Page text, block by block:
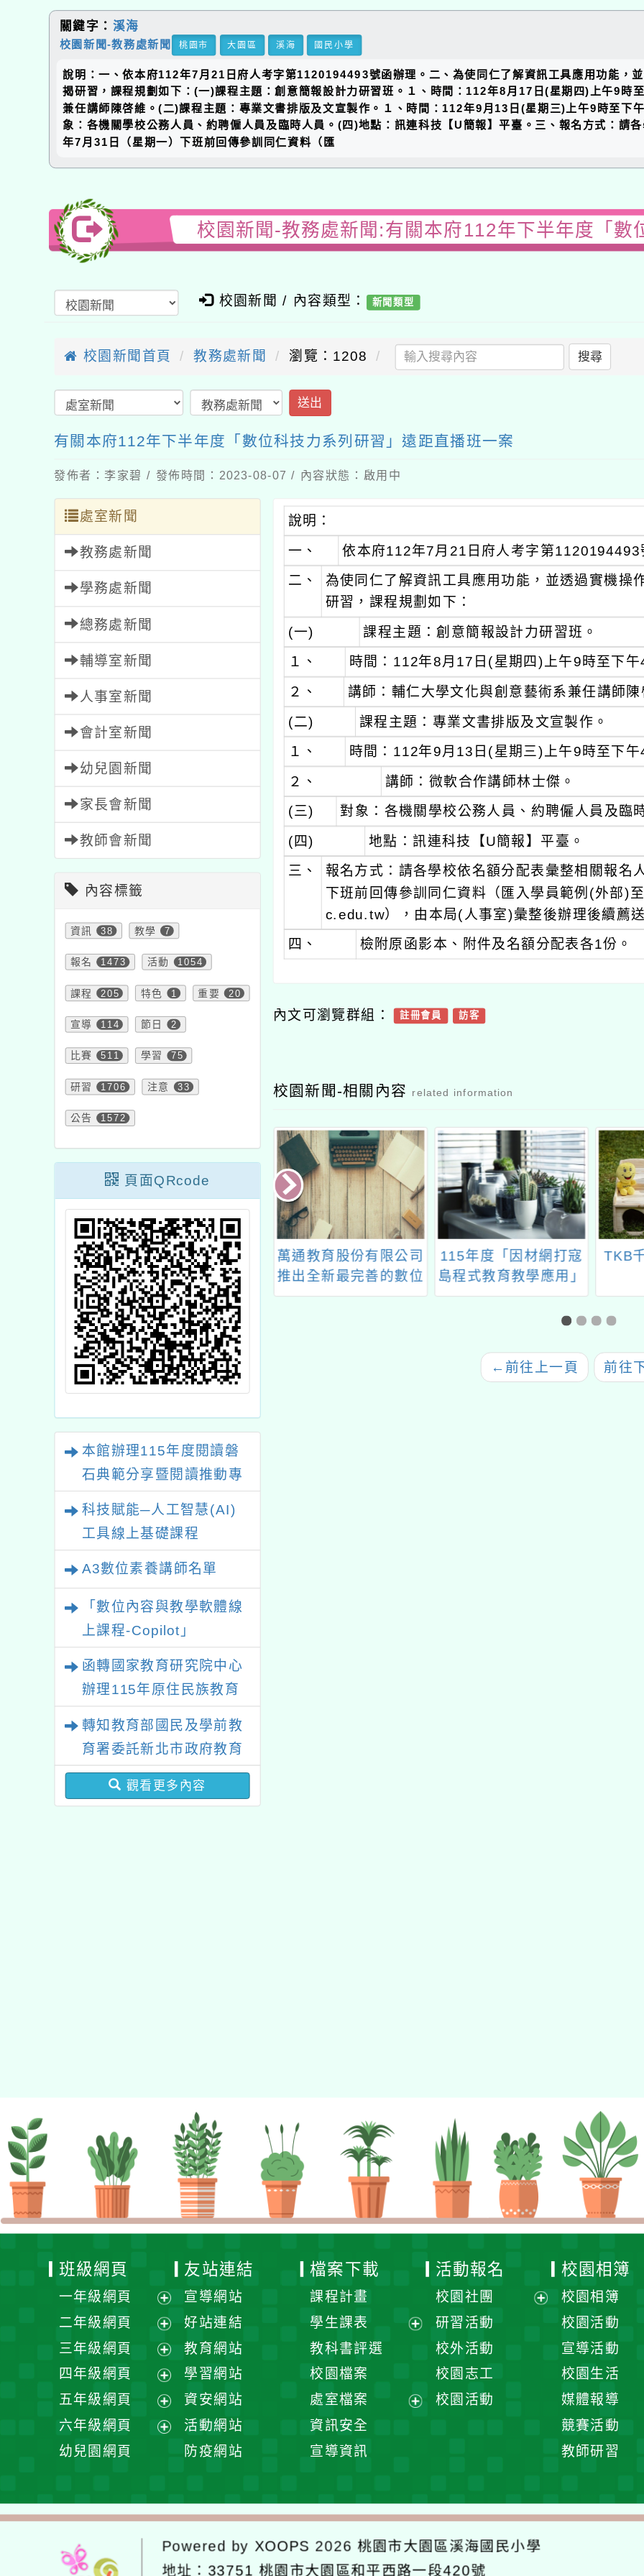
關鍵字： 溪海
校園新聞-教務處新聞 桃園市 大園區 溪海 國民小學
說明：一、依本府112年7月21日府人考字第1120194493號函辦理。二、為使同仁了解資訊工具應用功能，
揭研習，課程規劃如下：(一)課程主題：創意簡報設計力研習班。１、時間：112年8月17日(星期四)上午9時
兼任講師陳啓維。(二)課程主題：專業文書排版及文宣製作。１、時間：112年9月13日(星期三)上午9時至下
象：各機關學校公務人員、約聘僱人員及臨時人員。(四)地點：訊連科技【U簡報】平臺。三、報名方式：請
年7月31日（星期一）下班前回傳參訓同仁資料（匯
校園新聞-教務處新聞:有關本府112年下半年度「數
校園新聞 / 內容類型： 新聞類型
校園新聞首頁 教務處新聞 瀏覽：1208 搜尋
送出
有關本府112年下半年度「數位科技力系列研習」遠距直播班一案
發佈者：李家碧 / 發佈時間：2023-08-07 / 內容狀態：啟用中
處室新聞
教務處新聞
學務處新聞
總務處新聞
輔導室新聞
人事室新聞
會計室新聞
幼兒園新聞
家長會新聞
教師會新聞
內容標籤
資訊 38 教學 7
報名 1473 活動 1054
課程 205 特色 1 重要 20
宣導 114 節日 2
比賽 511 學習 75
研習 1706 注意 33
公告 1572
頁面QRcode
本館辦理115年度閱讀磐
石典範分享暨閱讀推動專
業研習
科技賦能─人工智慧(AI)
工具線上基礎課程
A3數位素養講師名單
「數位內容與教學軟體線
上課程-Copilot」
函轉國家教育研究院中心
辦理115年原住民族教育
轉知教育部國民及學前教
育署委託新北市政府教育
局辦理「115年度教師專
業成長研習實施計畫－夢
觀看更多內容
說明：
一、
依本府112年7月21日府人考字第1120194493
二、
為使同仁了解資訊工具應用功能，並透過實機操
研習，課程規劃如下：
(一)
課程主題：創意簡報設計力研習班。
１、 時間：112年8月17日(星期四)上午9時至下午
２、
講師：輔仁大學文化與創意藝術系兼任講師陳
(二)
課程主題：專業文書排版及文宣製作。
１、 時間：112年9月13日(星期三)上午9時至下午
２、
講師：微軟合作講師林士傑。
(三)
對象：各機關學校公務人員、約聘僱人員及臨
(四)
地點：訊連科技【U簡報】平臺。
三、
報名方式：請各學校依名額分配表彙整相關報名
下班前回傳參訓同仁資料（匯入學員範例(外部)
c.edu.tw），由本局(人事室)彙整後辦理後續薦
四、 檢附原函影本、附件及名額分配表各1份。
內文可瀏覽群組： 註冊會員 訪客
校園新聞-相關內容 related information
灣師範大學(下
)辦理「2026
子資訊奧林匹
選訓營」初選
「保麗龍切割器DIY &
氣流滑翔飛機」
萬通教育股份有限公司
推出全新最完善的數位
學習軟體「OneLink」
115年度「因材網打寇
島程式教育教學應用」
工作坊
TKB
← 前往上一頁 前往
班級網頁
一年級網頁
展
開
選
單
二年級網頁
展
選
單
三年級網頁
展
選
單
四年級網頁
展
選
五年級網頁
展
六年級網頁
單
幼兒園網頁
友站連結
宣導網站
好站連結
教育網站
學習網站
資安網站
活動網站
防疫網站
檔案下載
課程計畫
學生課表
單
教科書評選
校園檔案
處室檔案
資訊安全
宣導資訊
活動報名
校園社團
研習活動
校外活動
校園志工
校園活動
校園相簿
校園相簿
校園活動
宣導活動
校園生活
媒體報導
競賽活動
教師研習
Powered by XOOPS 2026桃園市大園區溪海國民小學
地址： 33751 桃園市大園區和平西路一段420號